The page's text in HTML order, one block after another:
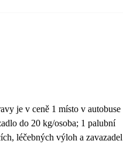
je v ceně 1 místo v autobuse
do 20 kg/osoba; 1 palubní
léčebných výloh a zavazadel